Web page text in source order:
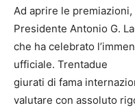
Ad aprire le
Presidente Antonio G.
che ha celebrato
ufficiale. Trentadue
giurati di fama
valutare con assoluto